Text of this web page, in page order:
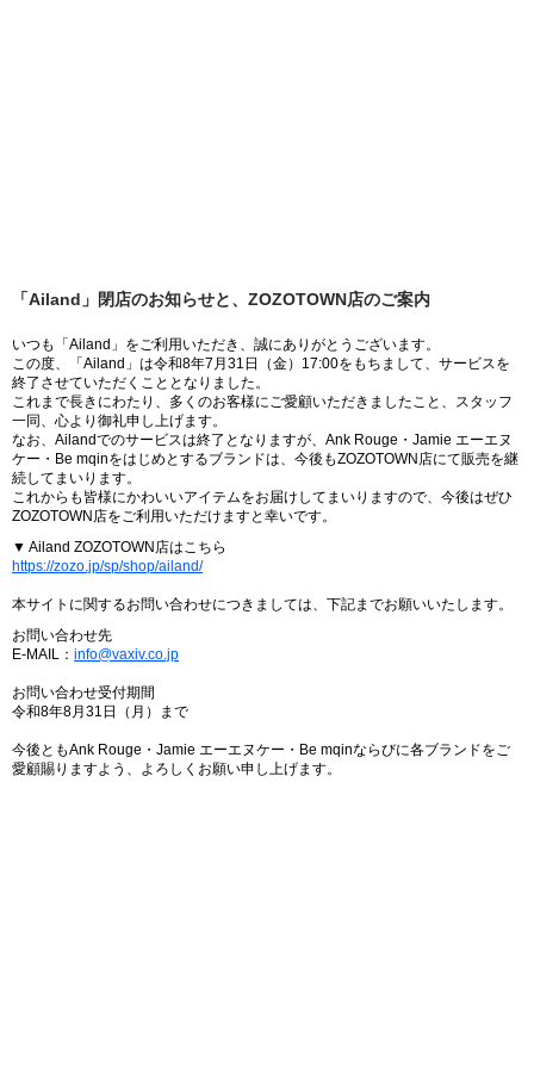
「Ailand」閉店のお知らせと、ZOZOTOWN店のご案内
いつも「Ailand」をご利用いただき、誠にありがとうございます。
この度、「Ailand」は令和8年7月31日（金）17:00をもちまして、サービスを
終了させていただくこととなりました。
これまで長きにわたり、多くのお客様にご愛顧いただきましたこと、スタッフ
一同、心より御礼申し上げます。
なお、Ailandでのサービスは終了となりますが、Ank Rouge・Jamie エーエヌ
ケー・Be mqinをはじめとするブランドは、今後もZOZOTOWN店にて販売を継
続してまいります。
これからも皆様にかわいいアイテムをお届けしてまいりますので、今後はぜひ
ZOZOTOWN店をご利用いただけますと幸いです。
▼ Ailand ZOZOTOWN店はこちら
https://zozo.jp/sp/shop/ailand/
本サイトに関するお問い合わせにつきましては、下記までお願いいたします。
お問い合わせ先
E-MAIL： info@vaxiv.co.jp
お問い合わせ受付期間
令和8年8月31日（月）まで
今後ともAnk Rouge・Jamie エーエヌケー・Be mqinならびに各ブランドをご
愛顧賜りますよう、よろしくお願い申し上げます。